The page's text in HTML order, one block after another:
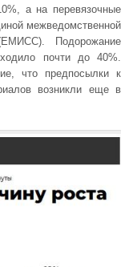
а на перевязочные
межведомственной
(ЕМИСС). Подорожание
почти до 40%.
что предпосылки к
возникли еще в